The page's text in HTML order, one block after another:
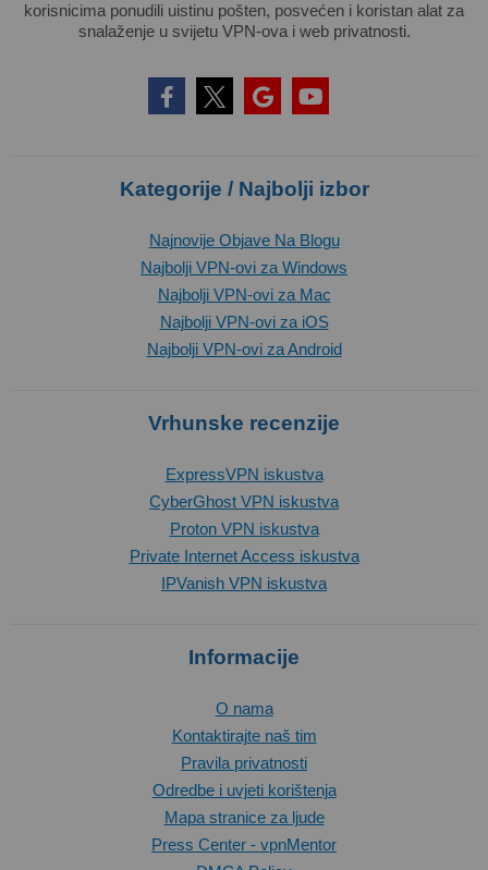
korisnicima ponudili uistinu pošten, posvećen i koristan alat za
snalaženje u svijetu VPN-ova i web privatnosti.
Kategorije / Najbolji izbor
Najnovije Objave Na Blogu
Najbolji VPN-ovi za Windows
Najbolji VPN-ovi za Mac
Najbolji VPN-ovi za iOS
Najbolji VPN-ovi za Android
Vrhunske recenzije
ExpressVPN iskustva
CyberGhost VPN iskustva
Proton VPN iskustva
Private Internet Access iskustva
IPVanish VPN iskustva
Informacije
O nama
Kontaktirajte naš tim
Pravila privatnosti
Odredbe i uvjeti korištenja
Mapa stranice za ljude
Press Center - vpnMentor